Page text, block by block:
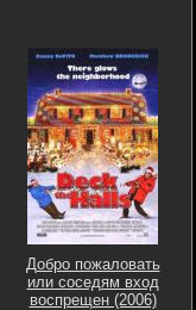
Добро пожаловать
или соседям вход
воспрещен (2006)